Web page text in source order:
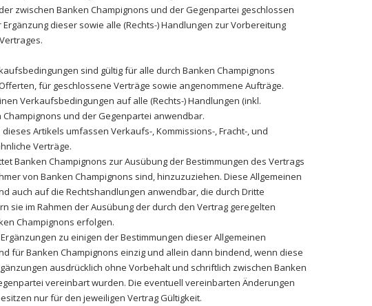
zwischen Banken Champignons und der Gegenpartei geschlossen
dieser sowie alle (Rechts-) Handlungen zur Vorbereitung
sind gültig für alle durch Banken Champignons
für geschlossene Verträge sowie angenommene Aufträge.
Verkaufsbedingungen auf alle (Rechts-) Handlungen (inkl.
und der Gegenpartei anwendbar.
dieses Artikels umfassen Verkaufs-, Kommissions-, Fracht-, und
Verträge.
Banken Champignons zur Ausübung der Bestimmungen des Vertrags
von Banken Champignons sind, hinzuzuziehen. Diese Allgemeinen
auch auf die Rechtshandlungen anwendbar, die durch Dritte
sie im Rahmen der Ausübung der durch den Vertrag geregelten
Champignons erfolgen.
zu einigen der Bestimmungen dieser Allgemeinen
für Banken Champignons einzig und allein dann bindend, wenn diese
ausdrücklich ohne Vorbehalt und schriftlich zwischen Banken
vereinbart wurden. Die eventuell vereinbarten Änderungen
nur für den jeweiligen Vertrag Gültigkeit.